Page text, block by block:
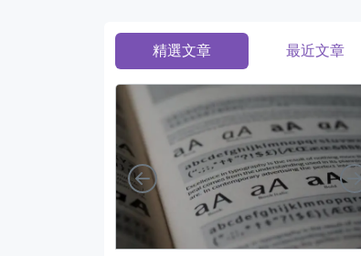
精選文章 最近文章
向左